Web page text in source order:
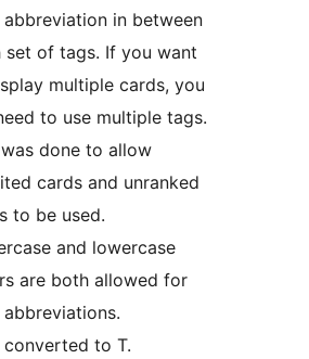
in between
set of tags. If you want
multiple cards, you
to use multiple tags.
done to allow
cards and unranked
to be used.
and lowercase
are both allowed for
converted to T.